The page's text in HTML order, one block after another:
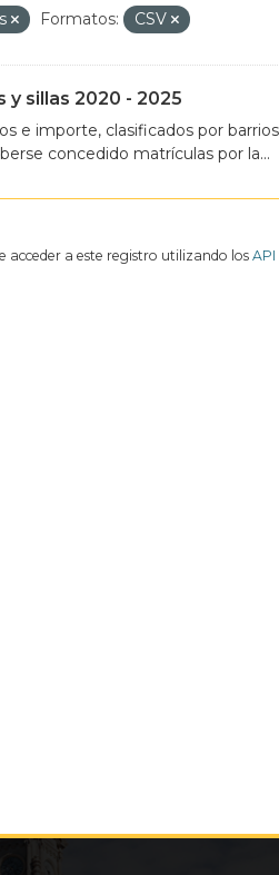
Formatos: CSV
y sillas 2020 - 2025
e importe, clasificados por
concedido matrículas por la...
acceder a este registro utilizando los API